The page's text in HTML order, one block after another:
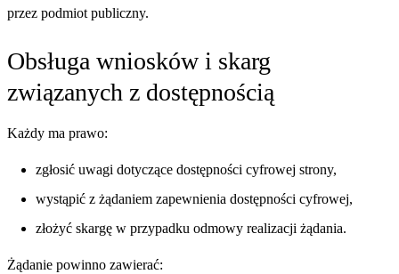
przez podmiot publiczny.
Obsługa wniosków i skarg
związanych z dostępnością
Każdy ma prawo:
zgłosić uwagi dotyczące dostępności cyfrowej strony,
wystąpić z żądaniem zapewnienia dostępności cyfrowej,
złożyć skargę w przypadku odmowy realizacji żądania.
Żądanie powinno zawierać: